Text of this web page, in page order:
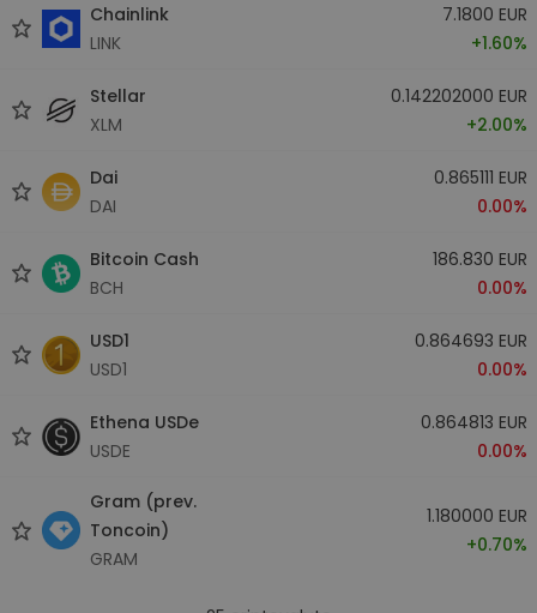
Chainlink
LINK
7.1800 EUR
+1.60%
Stellar
XLM
0.142202000 EUR
+2.00%
Dai
DAI
0.865111 EUR
0.00%
Bitcoin Cash
BCH
186.830 EUR
0.00%
USD1
USD1
0.864693 EUR
0.00%
Ethena USDe
USDE
0.864813 EUR
0.00%
Gram (prev.
Toncoin)
GRAM
1.180000 EUR
+0.70%